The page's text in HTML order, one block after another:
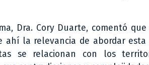
Dra. Cory Duarte, comentó
ahí la relevancia de abordar
se relacionan con los